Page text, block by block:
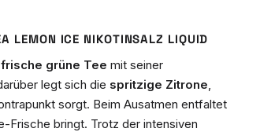
LEMON ICE NIKOTINSALZ LIQUID
grüne Tee mit seiner
legt sich die spritzige Zitrone
sorgt. Beim Ausatmen entfaltet
Frische bringt. Trotz der intensiven